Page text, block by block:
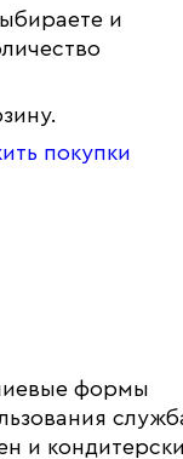
и
покупки
формы
и